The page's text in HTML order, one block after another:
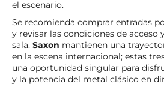
el escenario.
Se recomienda comprar entradas
y revisar las condiciones de acceso
sala. Saxon mantienen una
en la escena internacional; estas
una oportunidad singular para
y la potencia del metal clásico en